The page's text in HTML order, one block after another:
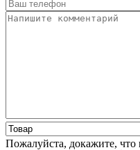
Пожалуйста, докажите, что